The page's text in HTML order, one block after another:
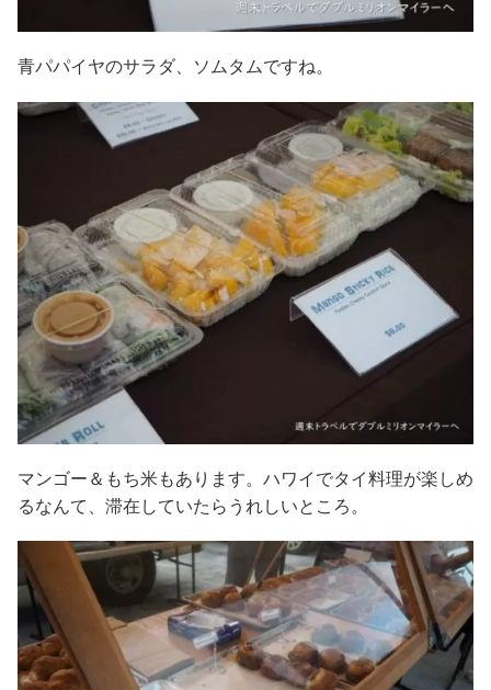
青パパイヤのサラダ、ソムタムですね。
マンゴー＆もち米もあります。ハワイでタイ料理が楽しめ
るなんて、滞在していたらうれしいところ。